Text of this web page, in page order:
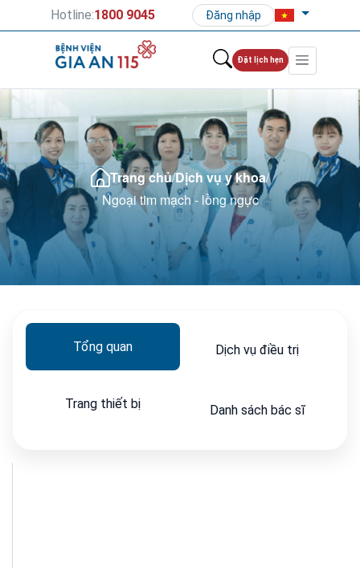
Hotline:1800 9045 Đăng nhập
Đặt lịch hẹn
Trang chủ/Dịch vụ y khoa/
Ngoại tim mạch - lồng ngực
Tổng quan Dịch vụ điều trị
Trang thiết bị Danh sách bác sĩ